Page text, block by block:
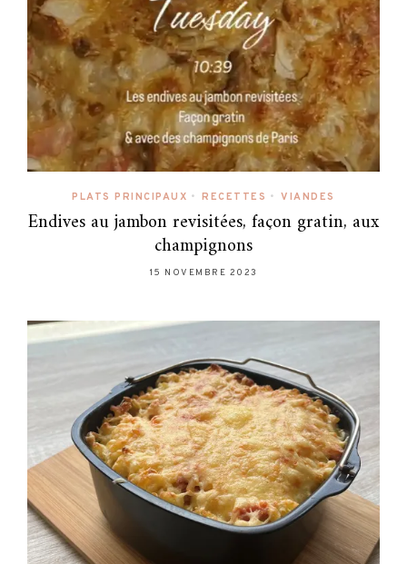
PLATS PRINCIPAUX • RECETTES • VIANDES
Endives au jambon revisitées, façon gratin, aux
champignons
15 NOVEMBRE 2023